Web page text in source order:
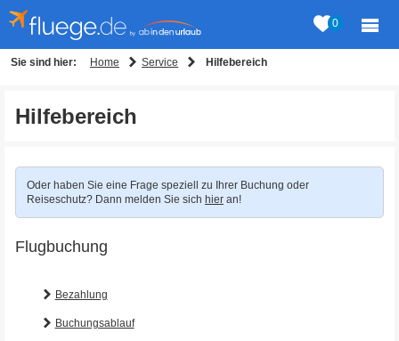
0
Sie sind hier: Home Service Hilfebereich
Hilfebereich
Oder haben Sie eine Frage speziell zu Ihrer Buchung oder
Reiseschutz? Dann melden Sie sich hier an!
Flugbuchung
Bezahlung
Buchungsablauf